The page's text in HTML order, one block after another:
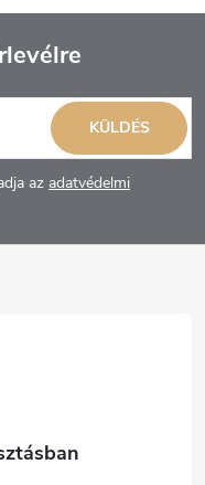
az adatvédelmi
KÜLDÉS